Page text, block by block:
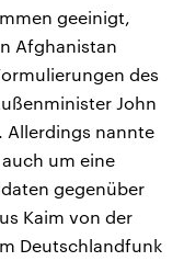
geeinigt,
Afghanistan
des
John
Allerdings nannte
um eine
gegenüber
Kaim von der
Deutschlandfunk